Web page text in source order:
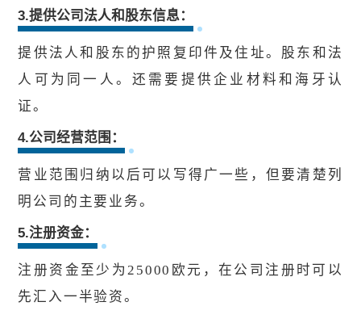
3.提供公司法人和股东信息：
提供法人和股东的护照复印件及住址。股东和法
人可为同一人。还需要提供企业材料和海牙认
证。
4.公司经营范围：
营业范围归纳以后可以写得广一些，但要清楚列
明公司的主要业务。
5.注册资金：
注册资金至少为25000欧元，在公司注册时可以
先汇入一半验资。